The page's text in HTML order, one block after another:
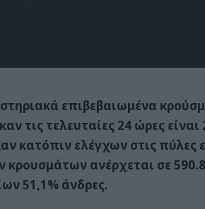
επιβεβαιωμένα
τις τελευταίες 24 ώρες
κατόπιν ελέγχων στις πύλες
κρουσμάτων ανέρχεται σε
51,1% άνδρες.